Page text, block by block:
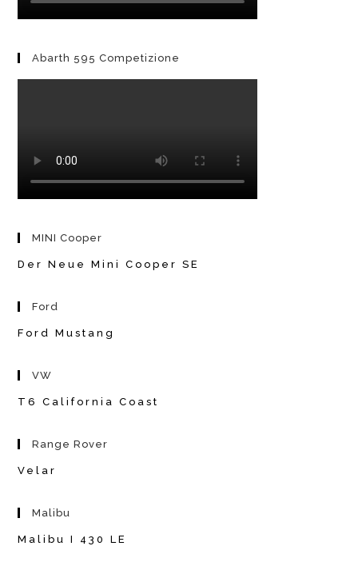
Abarth 595 Competizione
MINI Cooper
Der Neue Mini Cooper SE
Ford
Ford Mustang
VW
T6 California Coast
Range Rover
Velar
Malibu
Malibu I 430 LE